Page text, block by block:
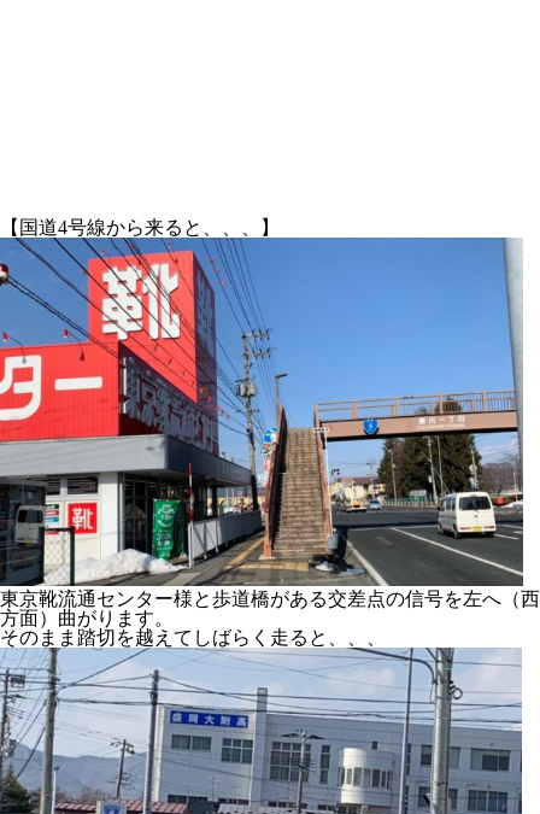
【国道4号線から来ると、、、】
東京靴流通センター様と歩道橋がある交差点の信号を左へ（西
方面）曲がります。
そのまま踏切を越えてしばらく走ると、、、